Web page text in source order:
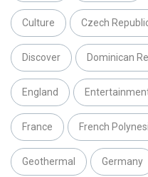
Culture Czech
Discover Dominican
England
France French
Geothermal Germany